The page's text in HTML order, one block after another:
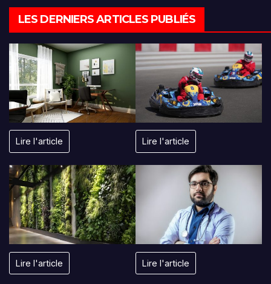
LES DERNIERS ARTICLES PUBLIÉS
Lire l'article Lire l'article
Lire l'article Lire l'article